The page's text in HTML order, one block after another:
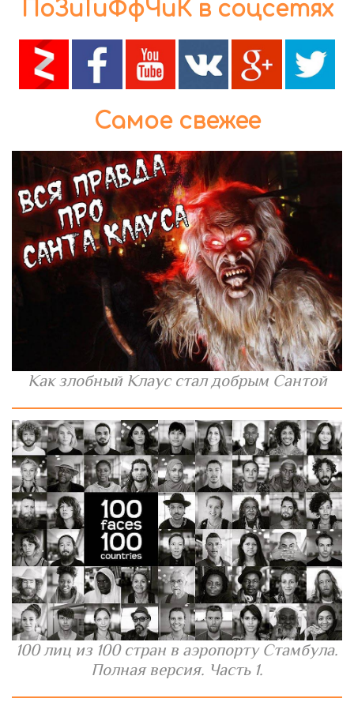
ПоЗиТиФфЧиК в соцсетях
Самое свежее
Как злобный Клаус стал добрым Сантой
100 лиц из 100 стран в аэропорту Стамбула.
Полная версия. Часть 1.